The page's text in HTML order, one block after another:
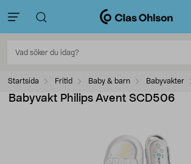
Startsida Fritid Baby & barn Babyvakter
Babyvakt Philips Avent SCD506